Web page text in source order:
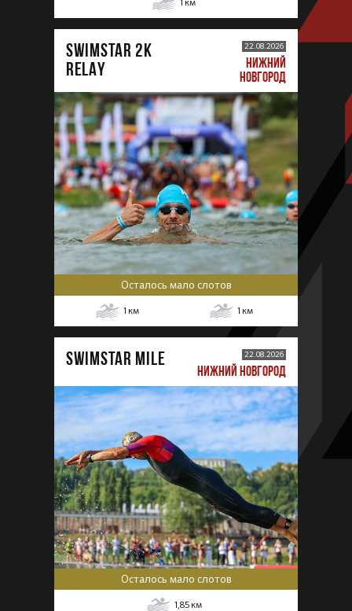
1 км
SWIMSTAR 2K
RELAY
22.08.2026
НИЖНИЙ
НОВГОРОД
Осталось мало слотов
1 км 1 км
SWIMSTAR MILE 22.08.2026
НИЖНИЙ НОВГОРОД
Осталось мало слотов
1,85 км